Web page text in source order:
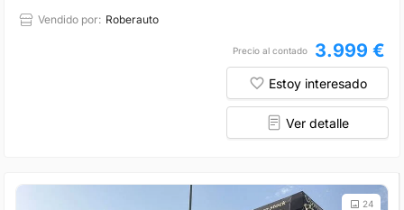
Vendido por: Roberauto
Precio al contado 3.999 €
Estoy interesado
Ver detalle
24